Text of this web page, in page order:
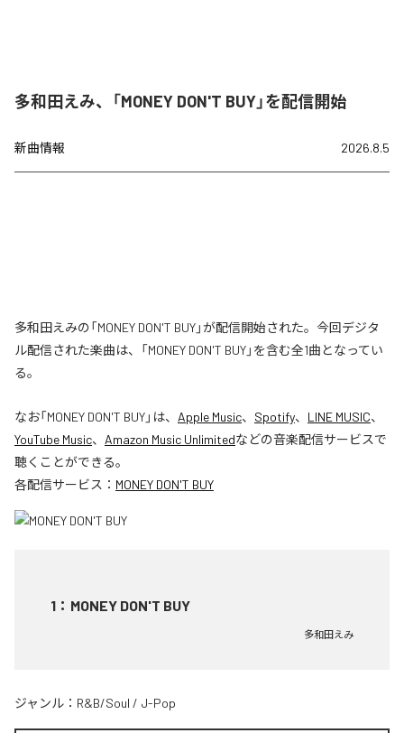
多和田えみ、「MONEY DON'T BUY」を配信開始
新曲情報 2026.8.5
多和田えみの「MONEY DON'T BUY」が配信開始された。今回デジタ
ル配信された楽曲は、「MONEY DON'T BUY」を含む全1曲となってい
る。
なお「MONEY DON'T BUY」は、 Apple Music、 Spotify、 LINE MUSIC、
YouTube Music、 Amazon Music Unlimitedなどの音楽配信サービスで
聴くことができる。
各配信サービス： MONEY DON'T BUY
1 ： MONEY DON'T BUY
多和田えみ
ジャンル： R&B/Soul / J-Pop